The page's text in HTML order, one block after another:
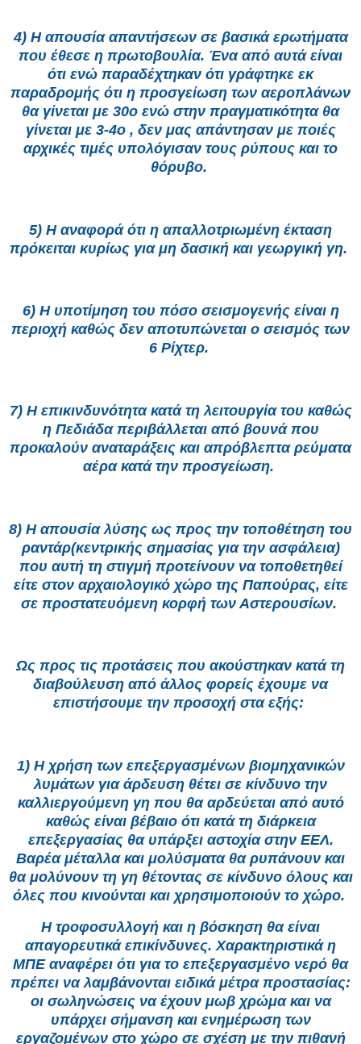
4) Η απουσία απαντήσεων σε βασικά ερωτήματα
που έθεσε η πρωτοβουλία. Ένα από αυτά είναι
ότι ενώ παραδέχτηκαν ότι γράφτηκε εκ
παραδρομής ότι η προσγείωση των αεροπλάνων
θα γίνεται με 30ο ενώ στην πραγματικότητα θα
γίνεται με 3-4ο , δεν μας απάντησαν με ποιές
αρχικές τιμές υπολόγισαν τους ρύπους και το
θόρυβο.
5) Η αναφορά ότι η απαλλοτριωμένη έκταση
πρόκειται κυρίως για μη δασική και γεωργική γη.
6) Η υποτίμηση του πόσο σεισμογενής είναι η
περιοχή καθώς δεν αποτυπώνεται ο σεισμός των
6 Ρίχτερ.
7) Η επικινδυνότητα κατά τη λειτουργία του καθώς
η Πεδιάδα περιβάλλεται από βουνά που
προκαλούν αναταράξεις και απρόβλεπτα ρεύματα
αέρα κατά την προσγείωση.
8) Η απουσία λύσης ως προς την τοποθέτηση του
ραντάρ(κεντρικής σημασίας για την ασφάλεια)
που αυτή τη στιγμή προτείνουν να τοποθετηθεί
είτε στον αρχαιολογικό χώρο της Παπούρας, είτε
σε προστατευόμενη κορφή των Αστερουσίων.
Ως προς τις προτάσεις που ακούστηκαν κατά τη
διαβούλευση από άλλος φορείς έχουμε να
επιστήσουμε την προσοχή στα εξής:
1) Η χρήση των επεξεργασμένων βιομηχανικών
λυμάτων για άρδευση θέτει σε κίνδυνο την
καλλιεργούμενη γη που θα αρδεύεται από αυτό
καθώς είναι βέβαιο ότι κατά τη διάρκεια
επεξεργασίας θα υπάρξει αστοχία στην ΕΕΛ.
Βαρέα μέταλλα και μολύσματα θα ρυπάνουν και
θα μολύνουν τη γη θέτοντας σε κίνδυνο όλους και
όλες που κινούνται και χρησιμοποιούν το χώρο.
Η τροφοσυλλογή και η βόσκηση θα είναι
απαγορευτικά επικίνδυνες. Χαρακτηριστικά η
ΜΠΕ αναφέρει ότι για το επεξεργασμένο νερό θα
πρέπει να λαμβάνονται ειδικά μέτρα προστασίας:
οι σωληνώσεις να έχουν μωβ χρώμα και να
υπάρχει σήμανση και ενημέρωση των
εργαζομένων στο χώρο σε σχέση με την πιθανή